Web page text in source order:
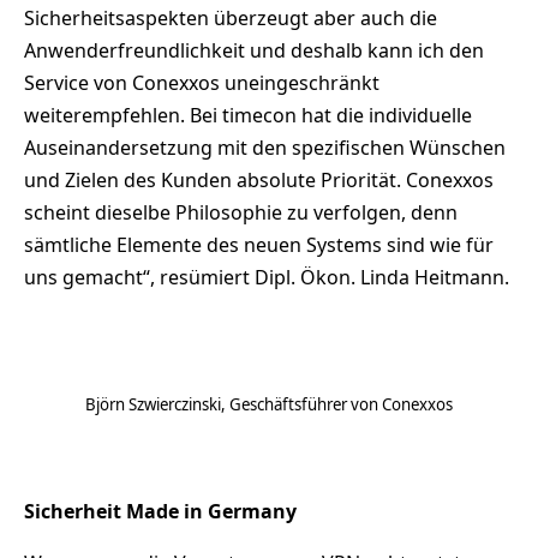
Sicherheitsaspekten überzeugt aber auch die
Anwenderfreundlichkeit und deshalb kann ich den
Service von Conexxos uneingeschränkt
weiterempfehlen. Bei timecon hat die individuelle
Auseinandersetzung mit den spezifischen Wünschen
und Zielen des Kunden absolute Priorität. Conexxos
scheint dieselbe Philosophie zu verfolgen, denn
sämtliche Elemente des neuen Systems sind wie für
uns gemacht“, resümiert Dipl. Ökon. Linda Heitmann.
Björn Szwierczinski, Geschäftsführer von Conexxos
Sicherheit Made in Germany